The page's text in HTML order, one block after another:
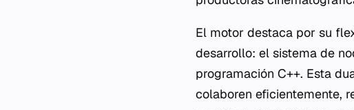
El motor destaca por su
desarrollo: el sistema de
programación C++. Esta
colaboren eficientemente,